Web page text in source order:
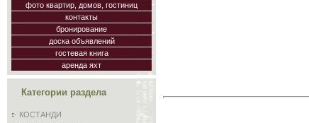
фото квартир, домов, гостиниц
контакты
бронирование
доска объявлений
гостевая книга
аренда яхт
Категории раздела
КОСТАНДИ